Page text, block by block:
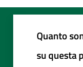
Quanto
su questa